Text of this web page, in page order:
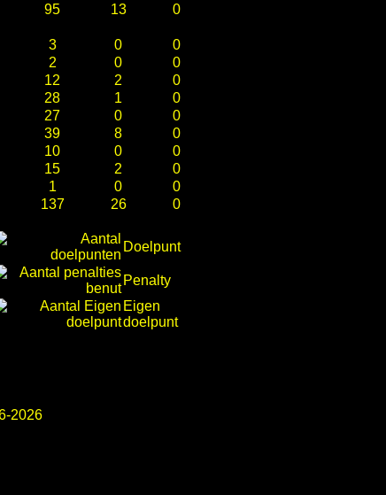
95 13
0
3 0
0
2 0
0
12 2
0
28 1
0
27 0
0
39 8
0
10 0
0
15 2
0
1 0
0
137 26
0
Doelpunt
Penalty
Eigen
doelpunt
2026